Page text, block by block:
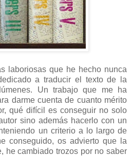
laboriosas que he hecho nunca
a traducir el texto de la
Un trabajo que me ha
darme cuenta de cuanto mérito
qué difícil es conseguir no solo
sino además hacerlo con un
un criterio a lo largo de
conseguido, os advierto que la
he cambiado trozos por no saber